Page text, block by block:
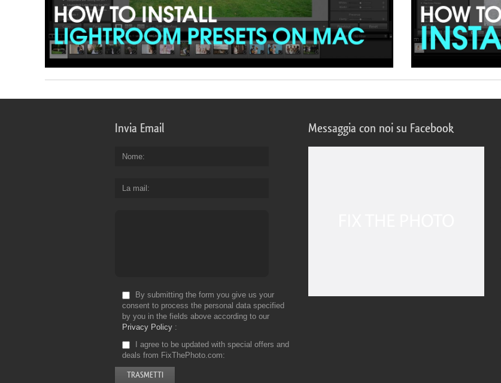
Invia Email
Nome
La mail
By submitting the form you give us your
consent to process the personal data specified
by you in the fields above according to our
Privacy Policy
I agree to be updated with special offers and
deals from FixThePhoto.com
Messaggia con noi su Facebook